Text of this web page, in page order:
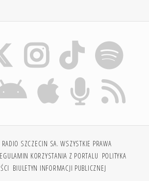
SZCZECIN SA. WSZYSTKIE PRAWA
KORZYSTANIA Z PORTALU POLITYKA
BIULETYN INFORMACJI PUBLICZNEJ